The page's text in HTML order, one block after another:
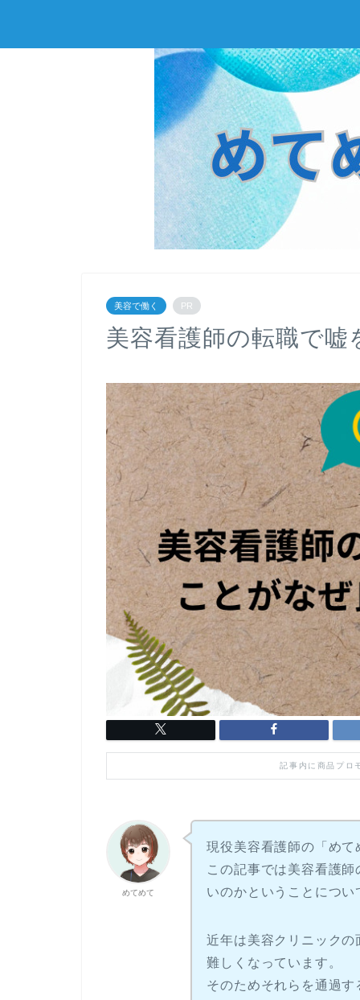
美容で働く PR
美容看護師の転職で
記事内に商品プロ
めてめて
現役美容看護師の「めて
この記事では美容看護
いのかということにつ
近年は美容クリニック
難しくなっています。
そのためそれらを通過